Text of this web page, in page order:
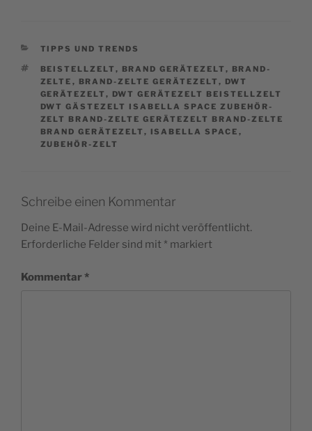
CATEGORIES
TIPPS UND TRENDS
TAGS
BEISTELLZELT , BRAND GERÄTEZELT , BRAND-
ZELTE , BRAND-ZELTE GERÄTEZELT , DWT
GERÄTEZELT , DWT GERÄTEZELT BEISTELLZELT
DWT GÄSTEZELT ISABELLA SPACE ZUBEHÖR-
ZELT BRAND-ZELTE GERÄTEZELT BRAND-ZELTE
BRAND GERÄTEZELT , ISABELLA SPACE ,
ZUBEHÖR-ZELT
Schreibe einen Kommentar
Deine E-Mail-Adresse wird nicht veröffentlicht.
Erforderliche Felder sind mit * markiert
Kommentar *